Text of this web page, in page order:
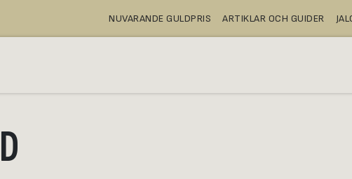
NUVARANDE GULDPRIS ARTIKLAR OCH GUIDER